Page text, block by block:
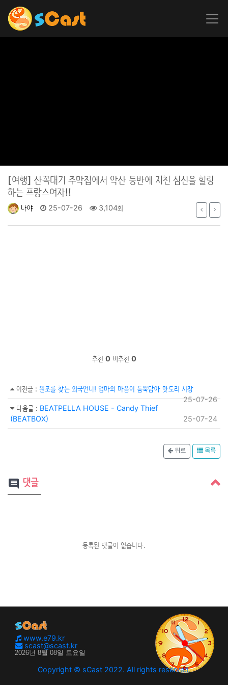
[여행] 산꼭대기 주막집에서 악산 등반에 지친 심신을 힐링
하는 프랑스여자!!
나야 25-07-26 3,104회
추천 0 비추천 0
이전글 : 원조를 찾는 외국언니! 엄마의 마음이 듬뿍담아 맛도리 시장
25-07-26
다음글 : BEATPELLA HOUSE - Candy Thief
(BEATBOX)
25-07-24
뒤로 목록
comment 댓글
등록된 댓글이 없습니다.
www.e79.kr
scast@scast.kr
Copyright © sCast 2022. All rights reserved.